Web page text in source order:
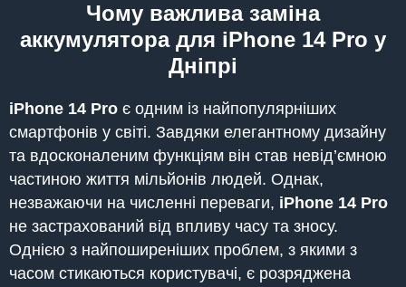
Чому важлива заміна
аккумулятора для iPhone 14 Pro у
Дніпрі
iPhone 14 Pro є одним із найпопулярніших
смартфонів у світі. Завдяки елегантному дизайну
та вдосконаленим функціям він став невід’ємною
частиною життя мільйонів людей. Однак,
незважаючи на численні переваги, iPhone 14 Pro
не застрахований від впливу часу та зносу.
Однією з найпоширеніших проблем, з якими з
часом стикаються користувачі, є розряджена